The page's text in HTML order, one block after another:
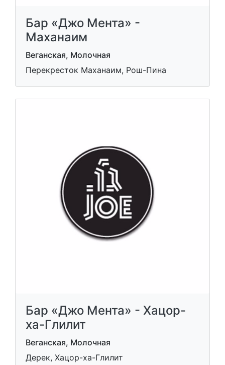
Бар «Джо Мента» -
Маханаим
Веганская, Молочная
Перекресток Маханаим, Рош-Пина
Бар «Джо Мента» - Хацор-
ха-Глилит
Веганская, Молочная
Дерек, Хацор-ха-Глилит